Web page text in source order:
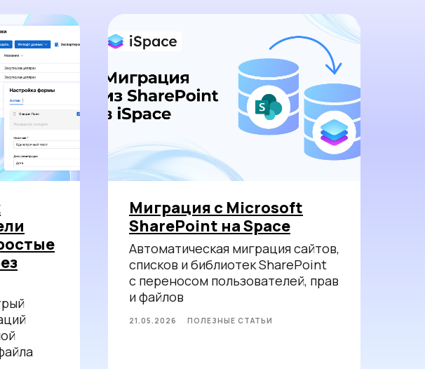
Миграция с Microsoft
SharePoint на Space
Автоматическая миграция сайтов,
списков и библиотек SharePoint
с переносом пользователей, прав
и файлов
21.05.2026 ПОЛЕЗНЫЕ СТАТЬИ